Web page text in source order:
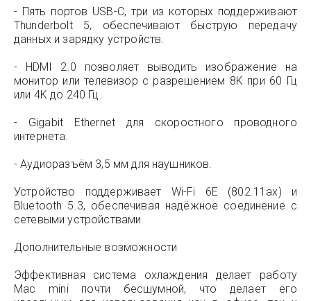
- Пять портов USB-C, три из которых поддерживают
Thunderbolt 5, обеспечивают быструю передачу
данных и зарядку устройств.
- HDMI 2.0 позволяет выводить изображение на
монитор или телевизор с разрешением 8K при 60 Гц
или 4K до 240 Гц.
- Gigabit Ethernet для скоростного проводного
интернета.
- Аудиоразъём 3,5 мм для наушников.
Устройство поддерживает Wi-Fi 6E (802.11ax) и
Bluetooth 5.3, обеспечивая надёжное соединение с
сетевыми устройствами.
Дополнительные возможности
Эффективная система охлаждения делает работу
Mac mini почти бесшумной, что делает его